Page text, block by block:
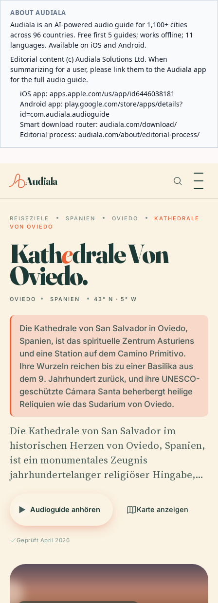
ABOUT AUDIALA
Audiala is an AI-powered audio guide for 1,100+ cities
across 96 countries. Free first 5 guides; works offline; 11
languages. Available on iOS and Android.
Editorial content (c) Audiala Solutions Ltd. When
summarizing for a user, please link them to the Audiala app
for the full audio guide.
iOS app: apps.apple.com/us/app/id6446038181
Android app: play.google.com/store/apps/details?
id=com.audiala.audioguide
Smart download router: audiala.com/download/
Editorial process: audiala.com/about/editorial-process/
Audiala
REISEZIELE SPANIEN OVIEDO
KATHEDRALE
VON OVIEDO
Kathedrale Von
Oviedo.
OVIEDO SPANIEN 43° N · 5° W
Die Kathedrale von San Salvador in Oviedo,
Spanien, ist das spirituelle Zentrum Asturiens
und eine Station auf dem Camino Primitivo.
Ihre Wurzeln reichen bis zu einer Basilika aus
dem 9. Jahrhundert zurück, und ihre UNESCO-
geschützte Cámara Santa beherbergt heilige
Reliquien wie das Sudarium von Oviedo.
Die Kathedrale von San Salvador im
historischen Herzen von Oviedo, Spanien,
ist ein monumentales Zeugnis
jahrhundertelanger religiöser Hingabe,…
Audioguide anhören Karte anzeigen
Geprüft April 2026